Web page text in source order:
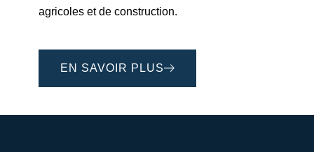
agricoles et de construction.
EN SAVOIR PLUS